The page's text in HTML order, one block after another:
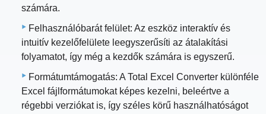
számára.
Felhasználóbarát felület: Az eszköz interaktív és
intuitív kezelőfelülete leegyszerűsíti az átalakítási
folyamatot, így még a kezdők számára is egyszerű.
Formátumtámogatás: A Total Excel Converter különféle
Excel fájlformátumokat képes kezelni, beleértve a
régebbi verziókat is, így széles körű használhatóságot